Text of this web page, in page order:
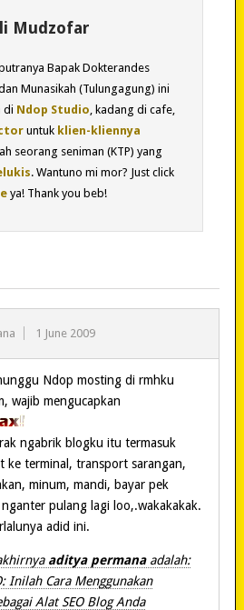
Mudzofar
Bapak Dokterandes
Munasikah (Tulungagung) ini
di Ndop Studio , kadang di cafe,
untuk klien-kliennya
seorang seniman (KTP) yang
. Wantuno mi mor? Just click
ya! Thank you beb!
1 June 2009
Ndop mosting di rmhku
wajib mengucapkan
ngabrik blogku itu termasuk
ke terminal, transport sarangan,
minum, mandi, bayar pek
pulang lagi loo,.wakakakak.
adid ini.
aditya permana adalah:
Inilah Cara Menggunakan
Alat SEO Blog Anda